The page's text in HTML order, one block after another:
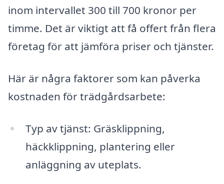
inom intervallet 300 till 700 kronor per
timme. Det är viktigt att få offert från flera
företag för att jämföra priser och tjänster.
Här är några faktorer som kan påverka
kostnaden för trädgårdsarbete:
Typ av tjänst: Gräsklippning,
häckklippning, plantering eller
anläggning av uteplats.